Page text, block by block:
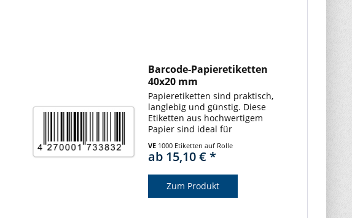
Barcode-Papieretiketten
40x20 mm
Papieretiketten sind praktisch,
langlebig und günstig. Diese
Etiketten aus hochwertigem
Papier sind ideal für
Barcodeetiketten sind vielseitig
einsetzbar und werden häufig in
Bereichen wie
Dokumentenmanagement,...
VE 1000 Etiketten auf Rolle
ab 15,10 € *
Zum Produkt